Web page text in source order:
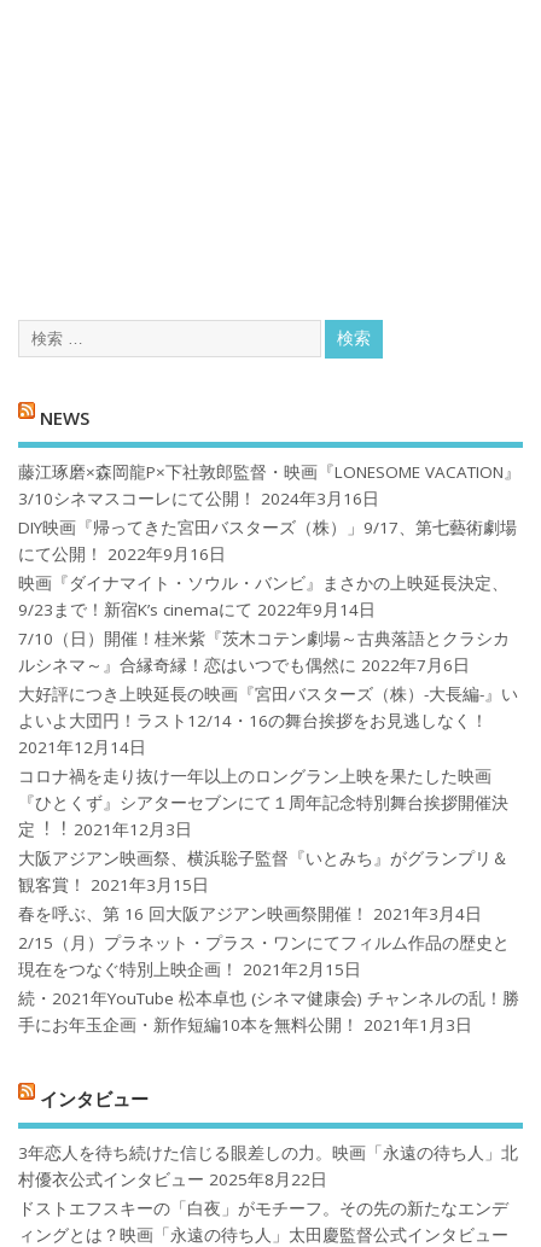
NEWS
藤江琢磨×森岡龍P×下社敦郎監督・映画『LONESOME VACATION』
3/10シネマスコーレにて公開！
2024年3月16日
DIY映画『帰ってきた宮田バスターズ（株）」9/17、第七藝術劇場
にて公開！
2022年9月16日
映画『ダイナマイト・ソウル・バンビ』まさかの上映延長決定、
9/23まで！新宿K’s cinemaにて 2022年9月14日
7/10（日）開催！桂米紫『茨木コテン劇場～古典落語とクラシカ
ルシネマ～』合縁奇縁！恋はいつでも偶然に 2022年7月6日
大好評につき上映延長の映画『宮田バスターズ（株）-大長編-』い
よいよ大団円！ラスト12/14・16の舞台挨拶をお見逃しなく！
2021年12月14日
コロナ禍を⾛り抜け⼀年以上のロングラン上映を果たした映画
『ひとくず』シアターセブンにて１周年記念特別舞台挨拶開催決
定︕︕ 2021年12月3日
大阪アジアン映画祭、横浜聡子監督『いとみち』がグランプリ＆
観客賞！
2021年3月15日
春を呼ぶ、第 16 回大阪アジアン映画祭開催！
2021年3月4日
2/15（月）プラネット・プラス・ワンにてフィルム作品の歴史と
現在をつなぐ特別上映企画！
2021年2月15日
続・2021年YouTube 松本卓也 (シネマ健康会) チャンネルの乱！勝
手にお年玉企画・新作短編10本を無料公開！
2021年1月3日
インタビュー
3年恋人を待ち続けた信じる眼差しの力。映画「永遠の待ち人」北
村優衣公式インタビュー 2025年8月22日
ドストエフスキーの「白夜」がモチーフ。その先の新たなエンデ
ィングとは？映画「永遠の待ち人」太田慶監督公式インタビュー